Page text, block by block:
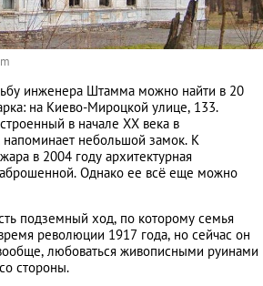
инженера Штамма можно найти в 20
на Киево-Мироцкой улице, 133.
в начале XX века в
небольшой замок. К
в 2004 году архитектурная
Однако ее всё еще можно
подземный ход, по которому семья
революции 1917 года, но сейчас он
любоваться живописными руинами
стороны.